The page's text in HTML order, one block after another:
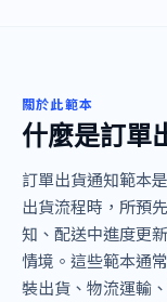
關於此範本
什麼是訂單
訂單出貨通知範本
出貨流程時，所預
知、配送中進度更
情境。這些範本通
裝出貨、物流運輸